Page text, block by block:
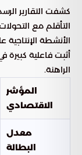
كشفت التقارير
التأقلم مع
الأنشطة
أثبت فاعلية كبيرة
الراهنة.
المؤشر
الاقتصادي
معدل
البطالة